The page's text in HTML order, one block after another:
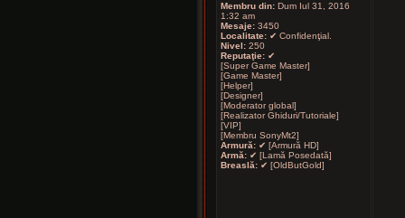
Membru din:Dum Iul 31, 2016
1:32 am
Mesaje:3450
Localitate:✔ Confidenţial.
Nivel:250
Reputaţie:✔
[Super Game Master]
[Game Master]
[Helper]
[Designer]
[Moderator global]
[Realizator Ghiduri/Tutoriale]
[VIP]
[Membru SonyMt2]
Armură:✔ [Armură HD]
Armă:✔ [Lamă Posedată]
Breaslă:✔ [OldButGold]